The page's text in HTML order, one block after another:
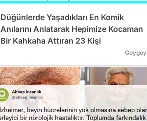
Düğünlerde Yaşadıkları En Komik
Anılarını Anlatarak Hepimize Kocaman
Bir Kahkaha Attıran 23 Kişi
Goygoy